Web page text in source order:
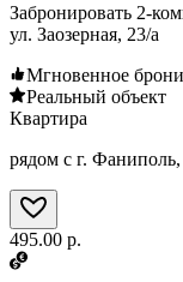
Забронировать 2-
ул. Заозерная, 23/а
Мгновенное
Реальный объект
Квартира
рядом с г.
495.00 р.